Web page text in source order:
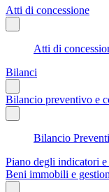
Atti di concessione
Atti di
Bilanci
Bilancio preventivo e
Bilancio
Piano degli indicatori
Beni immobili e